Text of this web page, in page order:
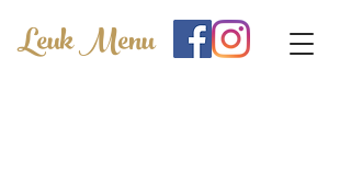
Leuk Menu